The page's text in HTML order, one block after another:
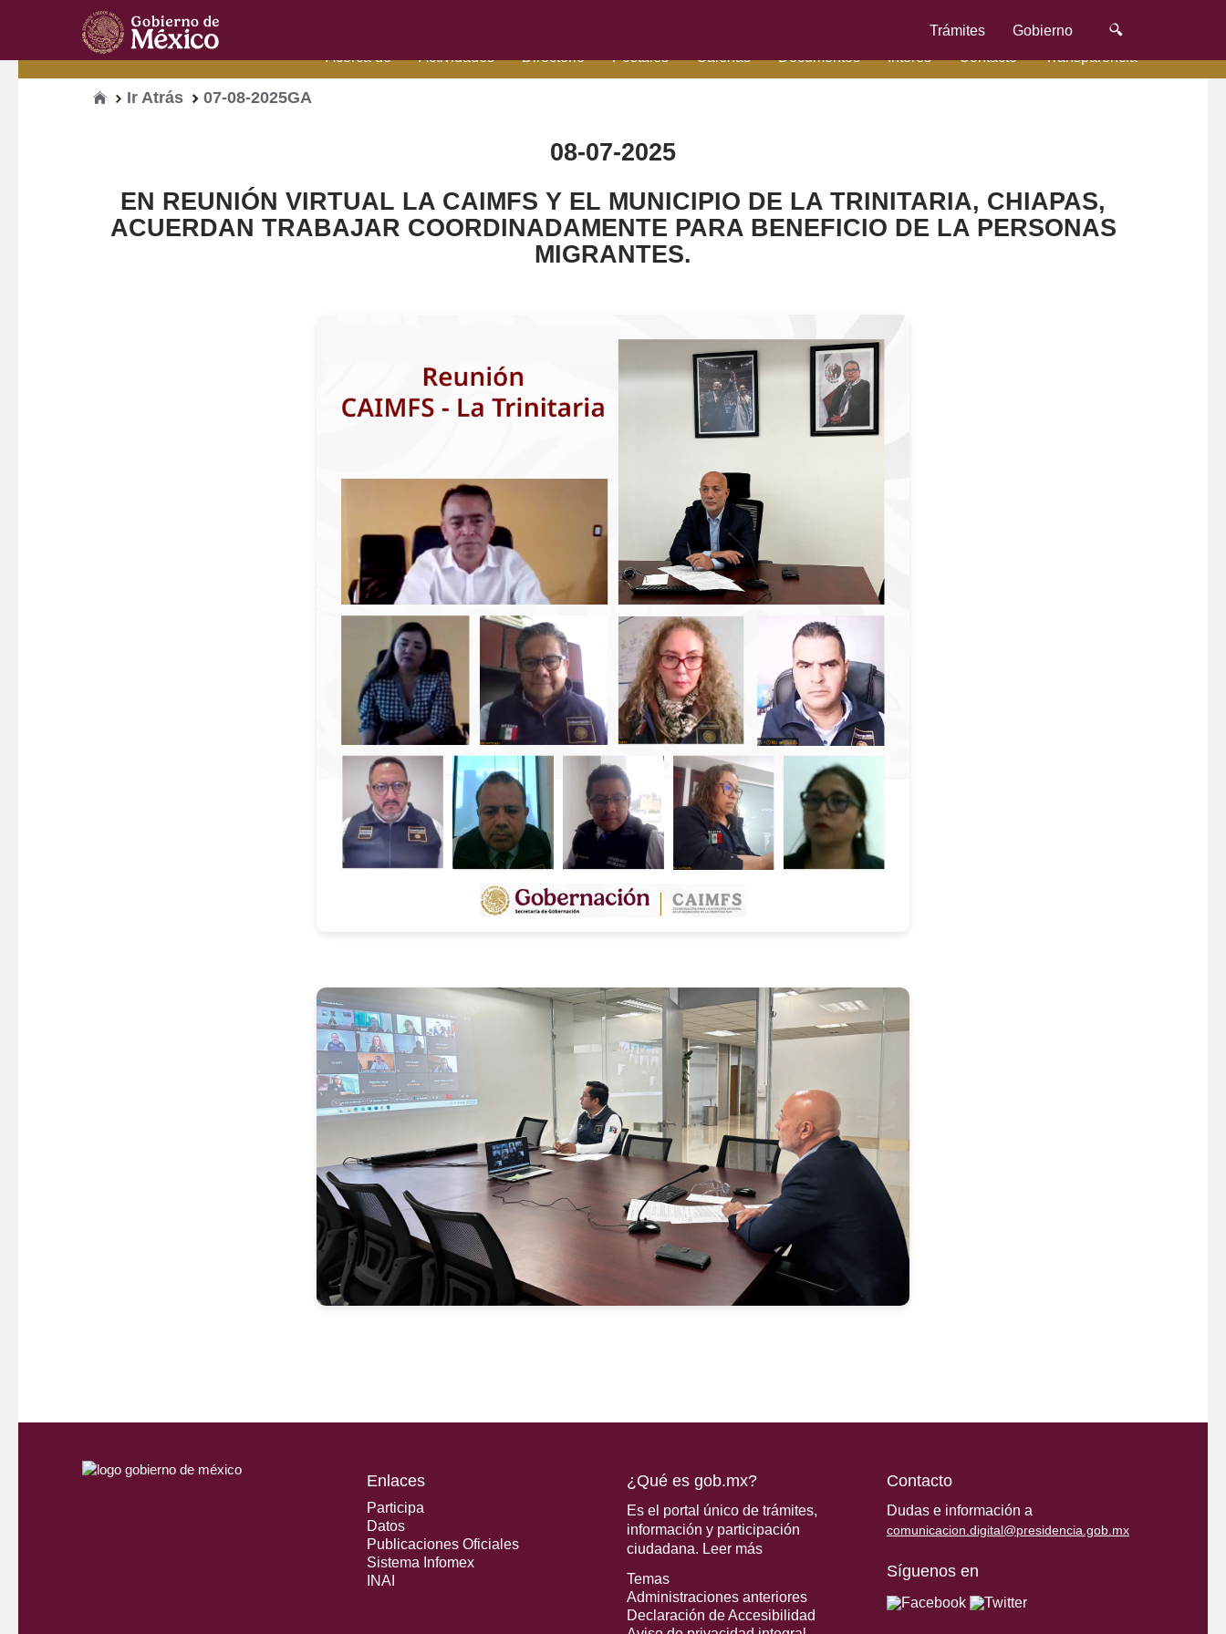
Trámites
Gobierno
Acerca de
Actividades Directorio Postales Galerías Documentos Interés Contacto Transparencia
Ir Atrás 07-08-2025GA
08-07-2025
EN REUNIÓN VIRTUAL LA CAIMFS Y EL MUNICIPIO DE LA TRINITARIA, CHIAPAS,
ACUERDAN TRABAJAR COORDINADAMENTE PARA BENEFICIO DE LA PERSONAS
MIGRANTES.
Enlaces
Participa
Datos
Publicaciones Oficiales
Sistema Infomex
INAI
¿Qué es gob.mx?
Es el portal único de trámites,
información y participación
ciudadana. Leer más
Temas
Administraciones anteriores
Declaración de Accesibilidad
Contacto
Dudas e información a
comunicacion.digital@presidencia.gob.mx
Síguenos en